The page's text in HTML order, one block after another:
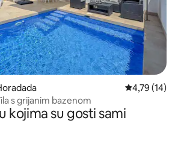
Prosječna
4,79 (14)
s grijanim bazenom
kojima su gosti sami